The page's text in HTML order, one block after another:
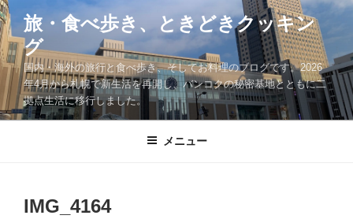
コ
ン
テ
ン
ツ
へ
ス
旅・食べ歩き、ときどきクッキン
グ
国内・海外の旅行と食べ歩き、そしてお料理のブログです。2026
年4月から札幌で新生活を再開し、バンコクの秘密基地とともに二
拠点生活に移行しました。
メニュー
IMG_4164